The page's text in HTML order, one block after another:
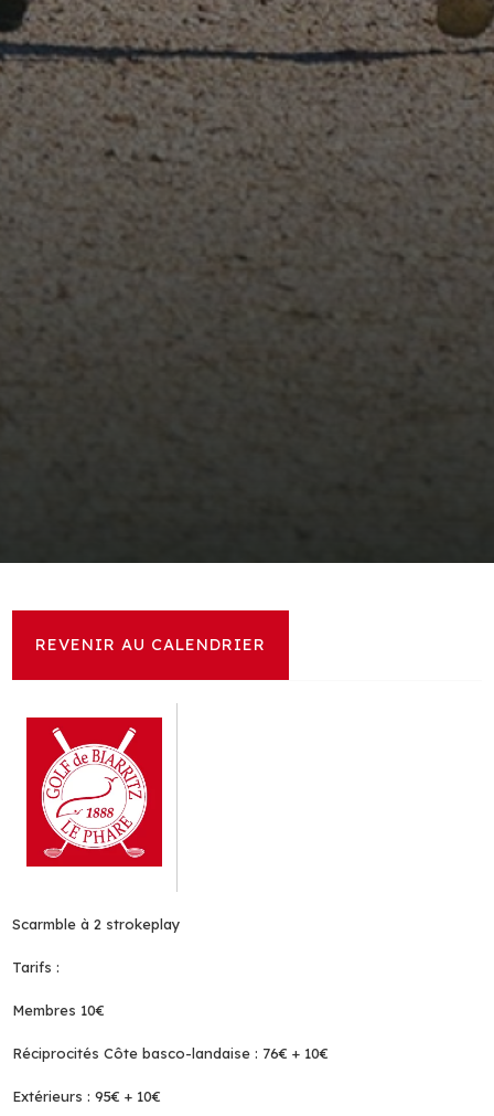
REVENIR AU CALENDRIER
Scarmble à 2 strokeplay
Tarifs :
Membres 10€
Réciprocités Côte basco-landaise : 76€ + 10€
Extérieurs : 95€ + 10€